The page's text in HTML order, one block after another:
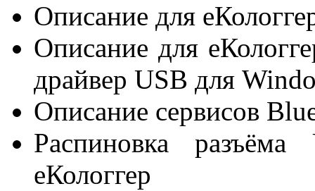
Описание для
Описание для
драйвер USB для
Описание сервисов
Распиновка
еКологгер